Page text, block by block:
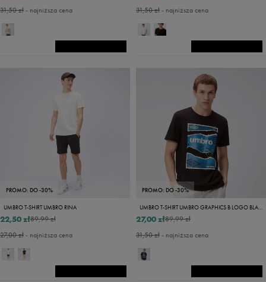
31,50 zł- najniższa cena 31,50 zł- najniższa cena
PROMO: DO -30%
UMBRO T-SHIRT UMBRO RINA
89,99 zł
22,50 zł
27,00 zł- najniższa cena
PROMO: DO -30%
UMBRO T-SHIRT UMBRO GRAPHICS B LOGO BLACK
89,99 zł
27,00 zł
31,50 zł- najniższa cena